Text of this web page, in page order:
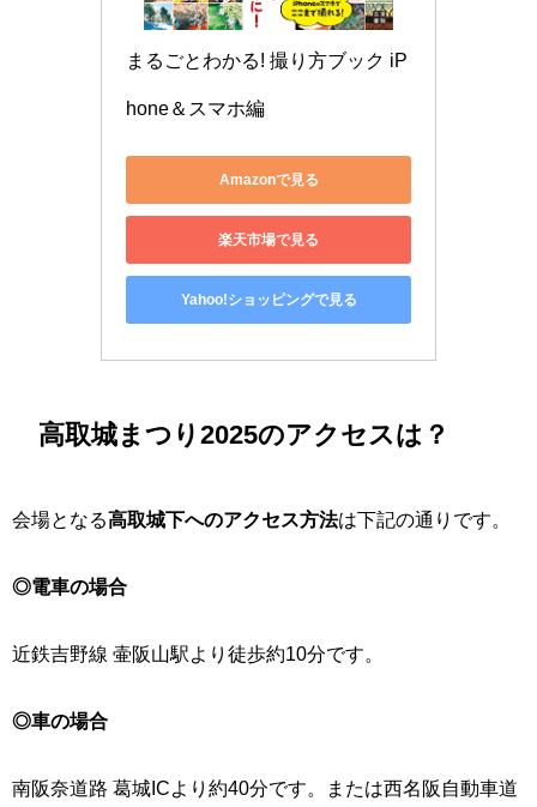
まるごとわかる! 撮り方ブック iP
hone＆スマホ編
Amazonで見る
楽天市場で見る
Yahoo!ショッピングで見る
高取城まつり2025のアクセスは？
会場となる高取城下へのアクセス方法は下記の通りです。
◎電車の場合
近鉄吉野線 壷阪山駅より徒歩約10分です。
◎車の場合
南阪奈道路 葛城ICより約40分です。または西名阪自動車道